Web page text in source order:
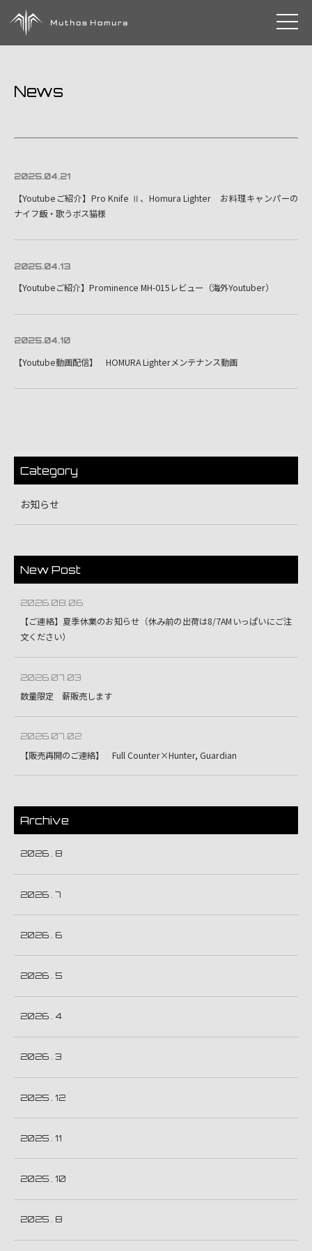
toggle
News
2025.04.21
【Youtubeご紹介】Pro Knife Ⅱ、Homura Lighter お料理キャンパーの
ナイフ飯・歌うボス猫様
2025.04.13
【Youtubeご紹介】Prominence MH-015レビュー（海外Youtuber）
2025.04.10
【Youtube動画配信】 HOMURA Lighterメンテナンス動画
Category
お知らせ
New Post
2026.08.06
【ご連絡】夏季休業のお知らせ（休み前の出荷は8/7AMいっぱいにご注
文ください）
2026.07.03
数量限定 薪販売します
2026.07.02
【販売再開のご連絡】 Full Counter×Hunter, Guardian
Archive
2026 . 8
2026 . 7
2026 . 6
2026 . 5
2026 . 4
2026 . 3
2025 . 12
2025 . 11
2025 . 10
2025 . 8